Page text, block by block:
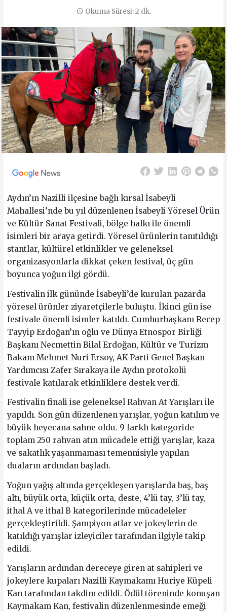
Okuma Süresi: 2 dk.
Aydın’ın Nazilli ilçesine bağlı kırsal İsabeyli
Mahallesi’nde bu yıl düzenlenen İsabeyli Yöresel Ürün
ve Kültür Sanat Festivali, bölge halkı ile önemli
isimleri bir araya getirdi. Yöresel ürünlerin tanıtıldığı
stantlar, kültürel etkinlikler ve geleneksel
organizasyonlarla dikkat çeken festival, üç gün
boyunca yoğun ilgi gördü.
Festivalin ilk gününde İsabeyli’de kurulan pazarda
yöresel ürünler ziyaretçilerle buluştu. İkinci gün ise
festivale önemli isimler katıldı. Cumhurbaşkanı Recep
Tayyip Erdoğan’ın oğlu ve Dünya Etnospor Birliği
Başkanı Necmettin Bilal Erdoğan, Kültür ve Turizm
Bakanı Mehmet Nuri Ersoy, AK Parti Genel Başkan
Yardımcısı Zafer Sırakaya ile Aydın protokolü
festivale katılarak etkinliklere destek verdi.
Festivalin finali ise geleneksel Rahvan At Yarışları ile
yapıldı. Son gün düzenlenen yarışlar, yoğun katılım ve
büyük heyecana sahne oldu. 9 farklı kategoride
toplam 250 rahvan atın mücadele ettiği yarışlar, kaza
ve sakatlık yaşanmaması temennisiyle yapılan
duaların ardından başladı.
Yoğun yağış altında gerçekleşen yarışlarda baş, baş
altı, büyük orta, küçük orta, deste, 4’lü tay, 3’lü tay,
ithal A ve ithal B kategorilerinde mücadeleler
gerçekleştirildi. Şampiyon atlar ve jokeylerin de
katıldığı yarışlar izleyiciler tarafından ilgiyle takip
edildi.
Yarışların ardından dereceye giren at sahipleri ve
jokeylere kupaları Nazilli Kaymakamı Huriye Küpeli
Kan tarafından takdim edildi. Ödül töreninde konuşan
Kaymakam Kan, festivalin düzenlenmesinde emeği